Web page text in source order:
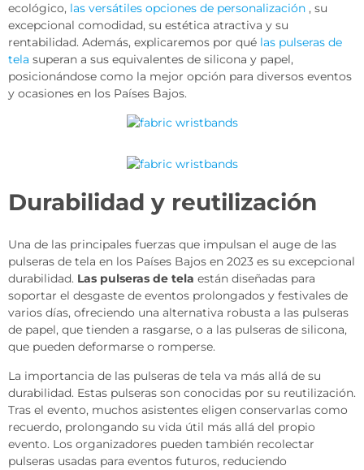
ecológico, las versátiles opciones de personalización , su
excepcional comodidad, su estética atractiva y su
rentabilidad. Además, explicaremos por qué las pulseras de
tela superan a sus equivalentes de silicona y papel,
posicionándose como la mejor opción para diversos eventos
y ocasiones en los Países Bajos.
Durabilidad y reutilización
Una de las principales fuerzas que impulsan el auge de las
pulseras de tela en los Países Bajos en 2023 es su excepcional
durabilidad. Las pulseras de tela están diseñadas para
soportar el desgaste de eventos prolongados y festivales de
varios días, ofreciendo una alternativa robusta a las pulseras
de papel, que tienden a rasgarse, o a las pulseras de silicona,
que pueden deformarse o romperse.
La importancia de las pulseras de tela va más allá de su
durabilidad. Estas pulseras son conocidas por su reutilización.
Tras el evento, muchos asistentes eligen conservarlas como
recuerdo, prolongando su vida útil más allá del propio
evento. Los organizadores pueden también recolectar
pulseras usadas para eventos futuros, reduciendo